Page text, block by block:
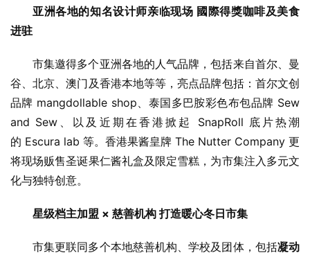
亚洲各地的知名设计师亲临现场 國際得獎咖啡及美食
进驻
市集邀得多个亚洲各地的人气品牌，包括来自首尔、曼
谷、北京、澳门及香港本地等等，亮点品牌包括：首尔文创
品牌 mangdollable shop、泰国多巴胺彩色布包品牌 Sew
and Sew、以及近期在香港掀起 SnapRoll 底片热潮
的 Escura lab 等。香港果酱皇牌 The Nutter Company 更
将现场贩售圣诞果仁酱礼盒及限定雪糕，为市集注入多元文
化与独特创意。
星级档主加盟 × 慈善机构 打造暖心冬日市集
市集更联同多个本地慈善机构、学校及团体，包括凝动